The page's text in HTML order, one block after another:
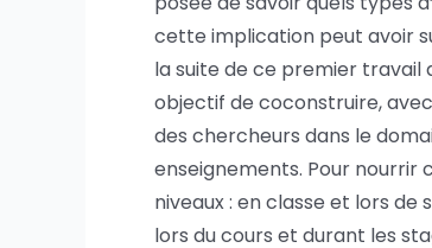
cette implication peut avoir
la suite de ce premier travail
objectif de coconstruire,
des chercheurs dans le
enseignements. Pour nourrir
niveaux : en classe et lors
lors du cours et durant les